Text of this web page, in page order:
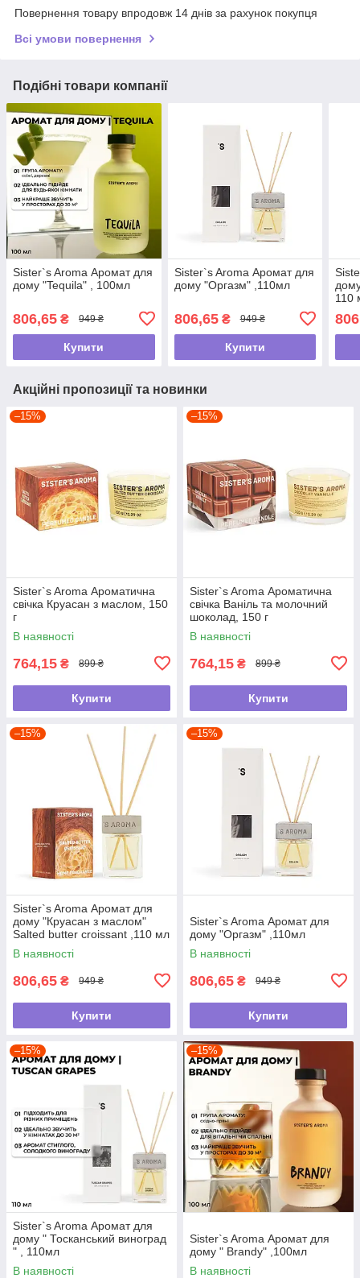
Повернення товару впродовж 14 днів за рахунок покупця
Всі умови повернення
Подібні товари компанії
Sister`s Aroma Аромат для
дому "Tequila" , 100мл
806,65 ₴ 949 ₴
Купити
Sister`s Aroma Аромат для
дому "Оргазм" ,110мл
806,65₴ 949 ₴
Купити
110
Акційні пропозиції та новинки
–15%
Sister`s Aroma Ароматична
свічка Круасан з маслом, 150
г
В наявності
764,15 ₴ 899 ₴
Купити
–15%
Sister`s Aroma Ароматична
свічка Ваніль та молочний
шоколад, 150 г
В наявності
764,15 ₴ 899 ₴
Купити
–15%
Sister`s Aroma Аромат для
дому "Круасан з маслом"
Salted butter croissant ,110 мл
В наявності
806,65 ₴ 949 ₴
Купити
–15%
Sister`s Aroma Аромат для
дому "Оргазм" ,110мл
В наявності
806,65 ₴ 949 ₴
Купити
–15%
Sister`s Aroma Аромат для
дому " Тосканський виноград
" , 110мл
В наявності
–15%
Sister`s Aroma Аромат для
дому " Brandy" ,100мл
В наявності